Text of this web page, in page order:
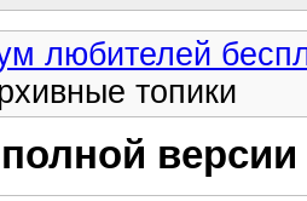
любителей
топики